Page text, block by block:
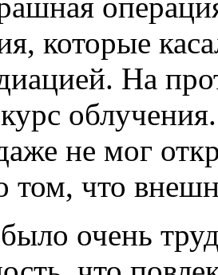
которые
На
не мог
том, что
очень